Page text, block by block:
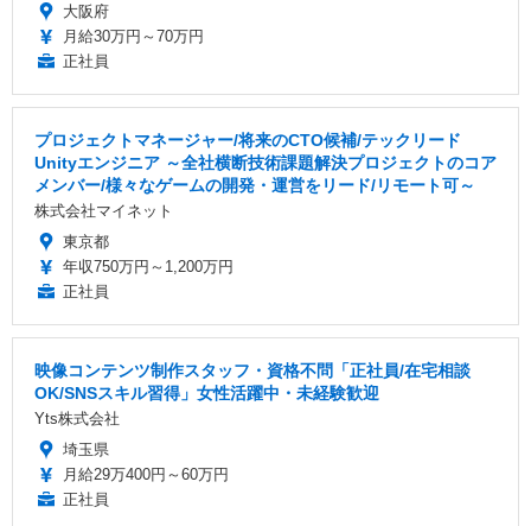
大阪府
月給30万円～70万円
正社員
プロジェクトマネージャー/将来のCTO候補/テックリード
Unityエンジニア ～全社横断技術課題解決プロジェクトのコア
メンバー/様々なゲームの開発・運営をリード/リモート可～
株式会社マイネット
東京都
年収750万円～1,200万円
正社員
映像コンテンツ制作スタッフ・資格不問「正社員/在宅相談
OK/SNSスキル習得」女性活躍中・未経験歓迎
Yts株式会社
埼玉県
月給29万400円～60万円
正社員